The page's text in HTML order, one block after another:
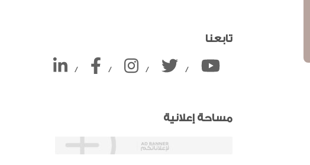
تابعنا
/ / / /
مساحة إعلانية